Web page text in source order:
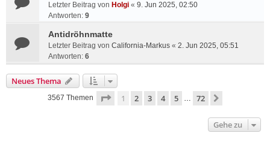
Letzter Beitrag von Holgi « 9. Jun 2025, 02:50
Antworten: 9
Antidröhnmatte
Letzter Beitrag von California-Markus « 2. Jun 2025, 05:51
Antworten: 6
Neues Thema
3567 Themen Seite 1von 72
1 2 3 4 5 … 72
Gehe zu